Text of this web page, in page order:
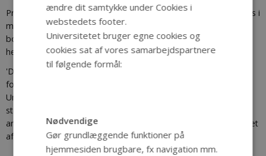
Professor i middelalderhistorie Bjørn Poulsen og lektor emeritus i
middelalderarkæologi Hans Krongaard Kristensen har skrevet
bogen. De blev assisteret af en række hjælpende kræfter,
herunder medarbejderne ved Dansk Center for Byhistorie.
'Danmarks byer i middelalderen' blev i et samarbejde mellem
forfatterne, Dansk Center for Byhistorie og Aarhus
Universitetsforlag udgivet i september 2016. Projektet blev
støttet af Velux Fonden, der via en generøs bevilling blandt
andet også har muliggjort den webbaserede udgivelse af meget
af kildematerialet fra Projekt Middelalderbyen på byhistorie.dk.
ændre dit samtykke under Cookies i
webstedets footer.
Universitetet bruger egne cookies og
cookies sat af vores samarbejdspartnere
til følgende formål:
Nødvendige
Gør grundlæggende funktioner på
hjemmesiden brugbare, fx navigation mm.